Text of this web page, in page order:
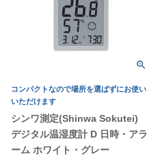
コンパクトなので場所を選ばずにお使い
いただけます
シンワ測定(Shinwa Sokutei)
デジタル温湿度計 D 日時・アラ
ーム ホワイト・グレー